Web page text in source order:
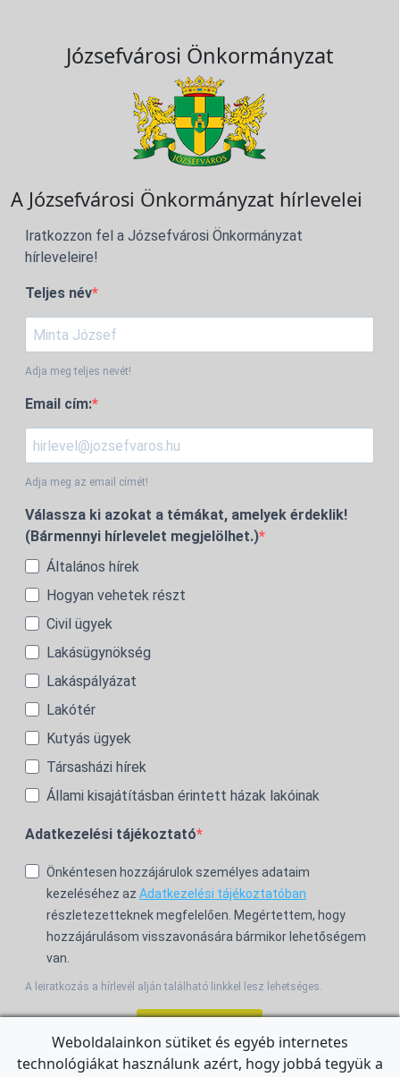
Józsefvárosi Önkormányzat
A Józsefvárosi Önkormányzat hírlevelei
Iratkozzon fel a Józsefvárosi Önkormányzat
hírleveleire!
Teljes név
Adja meg teljes nevét!
Email cím:
Adja meg az email címét!
Válassza ki azokat a témákat, amelyek érdeklik!
(Bármennyi hírlevelet megjelölhet.)
Általános hírek
Hogyan vehetek részt
Civil ügyek
Lakásügynökség
Lakáspályázat
Lakótér
Kutyás ügyek
Társasházi hírek
Állami kisajátításban érintett házak lakóinak
Adatkezelési tájékoztató
Önkéntesen hozzájárulok személyes adataim
kezeléséhez az Adatkezelési tájékoztatóban
részletezetteknek megfelelően. Megértettem, hogy
hozzájárulásom visszavonására bármikor lehetőségem
van.
A leiratkozás a hírlevél alján található linkkel lesz lehetséges.
Weboldalainkon sütiket és egyéb internetes
technológiákat használunk azért, hogy jobbá tegyük a